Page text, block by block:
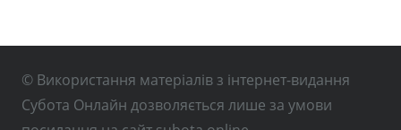
© Використання матеріалів з інтернет-видання
Субота Онлайн дозволяється лише за умови